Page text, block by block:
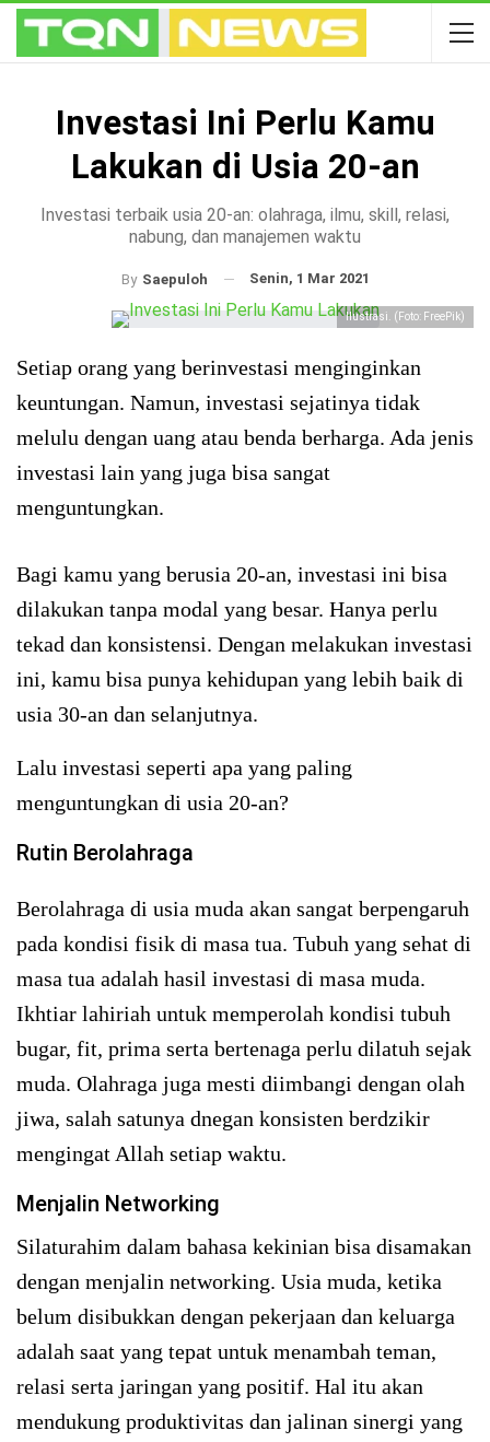
Investasi Ini Perlu Kamu
Lakukan di Usia 20-an
Investasi terbaik usia 20-an: olahraga, ilmu, skill, relasi,
nabung, dan manajemen waktu
By Saepuloh Senin, 1 Mar 2021
Ilustrasi. (Foto: FreePik)
Setiap orang yang berinvestasi menginginkan
keuntungan. Namun, investasi sejatinya tidak
melulu dengan uang atau benda berharga. Ada jenis
investasi lain yang juga bisa sangat
menguntungkan.
Bagi kamu yang berusia 20-an, investasi ini bisa
dilakukan tanpa modal yang besar. Hanya perlu
tekad dan konsistensi. Dengan melakukan investasi
ini, kamu bisa punya kehidupan yang lebih baik di
usia 30-an dan selanjutnya.
Lalu investasi seperti apa yang paling
menguntungkan di usia 20-an?
Rutin Berolahraga
Berolahraga di usia muda akan sangat berpengaruh
pada kondisi fisik di masa tua. Tubuh yang sehat di
masa tua adalah hasil investasi di masa muda.
Ikhtiar lahiriah untuk memperolah kondisi tubuh
bugar, fit, prima serta bertenaga perlu dilatuh sejak
muda. Olahraga juga mesti diimbangi dengan olah
jiwa, salah satunya dnegan konsisten berdzikir
mengingat Allah setiap waktu.
Menjalin Networking
Silaturahim dalam bahasa kekinian bisa disamakan
dengan menjalin networking. Usia muda, ketika
belum disibukkan dengan pekerjaan dan keluarga
adalah saat yang tepat untuk menambah teman,
relasi serta jaringan yang positif. Hal itu akan
mendukung produktivitas dan jalinan sinergi yang